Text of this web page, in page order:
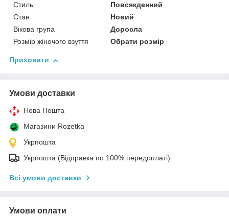
Стиль
Повсякденний
Стан
Новий
Вікова група
Доросла
Розмір жіночого взуття
Обрати розмір
Приховати
Умови доставки
Нова Пошта
Магазини Rozetka
Укрпошта
Укрпошта (Відправка по 100% передоплаті)
Всі умови доставки
Умови оплати